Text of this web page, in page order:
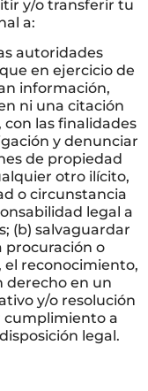
y/o transferir tu
a:
autoridades
en ejercicio de
información,
ni una citación
las finalidades
y denunciar
de propiedad
otro ilícito,
o circunstancia
legal a
(b) salvaguardar
procuración o
reconocimiento,
derecho en un
y/o resolución
cumplimiento a
legal.